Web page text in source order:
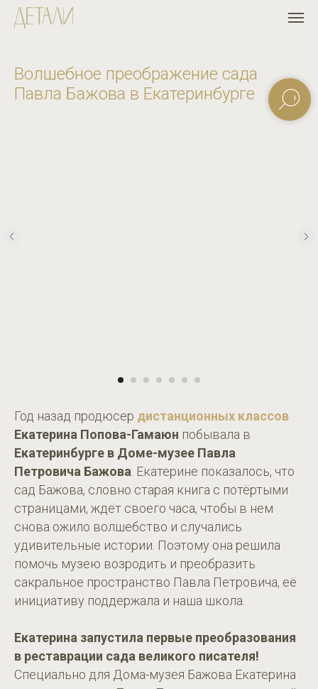
Волшебное преображение сада
Павла Бажова в Екатеринбурге
Год назад продюсер дистанционных классов
Екатерина Попова-Гамаюн побывала в
Екатеринбурге в Доме-музее Павла
Петровича Бажова . Екатерине показалось, что
сад Бажова, словно старая книга с потёртыми
страницами, ждёт своего часа, чтобы в нем
снова ожило волшебство и случались
удивительные истории. Поэтому она решила
помочь музею возродить и преобразить
сакральное пространство Павла Петровича, её
инициативу поддержала и наша школа.
Екатерина запустила первые преобразования
в реставрации сада великого писателя!
Специально для Дома-музея Бажова Екатерина